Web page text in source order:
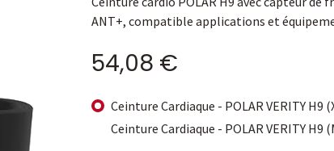
ANT+, compatible applications et
54,08 €
Ceinture Cardiaque - POLAR VERITY H9
Ceinture Cardiaque - POLAR VERITY H9